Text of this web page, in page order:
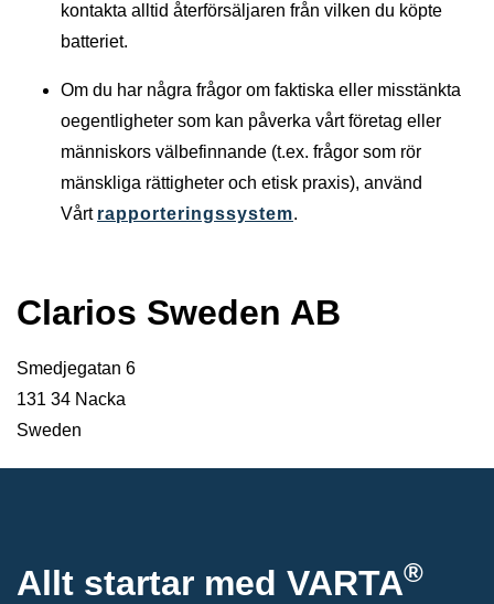
kontakta alltid återförsäljaren från vilken du köpte
batteriet.
Om du har några frågor om faktiska eller misstänkta
oegentligheter som kan påverka vårt företag eller
människors välbefinnande (t.ex. frågor som rör
mänskliga rättigheter och etisk praxis), använd
Vårt rapporteringssystem.
Clarios Sweden AB
Smedjegatan 6
131 34 Nacka
Sweden
Allt startar med VARTA®